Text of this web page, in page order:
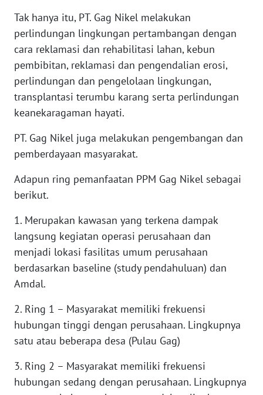
Tak hanya itu, PT. Gag Nikel melakukan
perlindungan lingkungan pertambangan dengan
cara reklamasi dan rehabilitasi lahan, kebun
pembibitan, reklamasi dan pengendalian erosi,
perlindungan dan pengelolaan lingkungan,
transplantasi terumbu karang serta perlindungan
keanekaragaman hayati.
PT. Gag Nikel juga melakukan pengembangan dan
pemberdayaan masyarakat.
Adapun ring pemanfaatan PPM Gag Nikel sebagai
berikut.
1. Merupakan kawasan yang terkena dampak
langsung kegiatan operasi perusahaan dan
menjadi lokasi fasilitas umum perusahaan
berdasarkan baseline (study pendahuluan) dan
Amdal.
2. Ring 1 – Masyarakat memiliki frekuensi
hubungan tinggi dengan perusahaan. Lingkupnya
satu atau beberapa desa (Pulau Gag)
3. Ring 2 – Masyarakat memiliki frekuensi
hubungan sedang dengan perusahaan. Lingkupnya
WN
BENGKULU
WN
LAMPUNG
WN
WN
WN
WN
JATIM
WN
WN
KALBAR
WN
KALTENG